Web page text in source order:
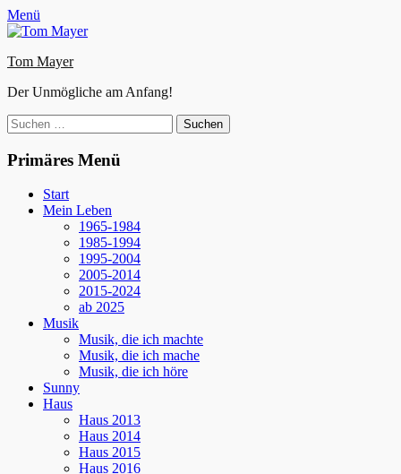
Zum
Inhalt
Facebook
E-
Mail
Instagram
Website
Menü
Tom Mayer
Der Unmögliche am Anfang!
Suche
nach:
Primäres Menü
Start
Mein Leben
1965-1984
1985-1994
1995-2004
2005-2014
2015-2024
ab 2025
Musik
Musik, die ich machte
Musik, die ich mache
Musik, die ich höre
Sunny
Haus
Haus 2013
Haus 2014
Haus 2015
Haus 2016